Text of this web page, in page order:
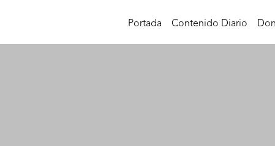
Portada Contenido Diario